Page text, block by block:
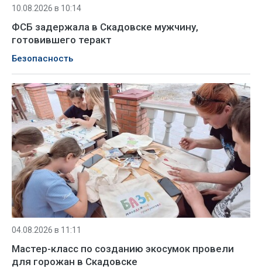
10.08.2026 в 10:14
ФСБ задержала в Скадовске мужчину,
готовившего теракт
Безопасность
04.08.2026 в 11:11
Мастер-класс по созданию экосумок провели
для горожан в Скадовске